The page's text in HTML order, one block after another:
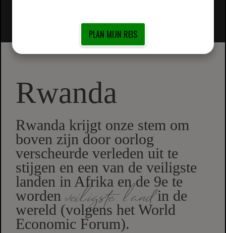
Rwanda
Rwanda krijgt onze stem om
boven zijn door oorlog
verscheurde verleden uit te
stijgen en een van de veiligste
landen in Afrika en de 9e te
worden veiligste landin de
wereld (volgens het World
Economic Forum).
PLAN MIJN REIS